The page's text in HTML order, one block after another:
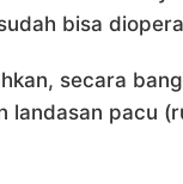
bisa
secara
landasan pacu